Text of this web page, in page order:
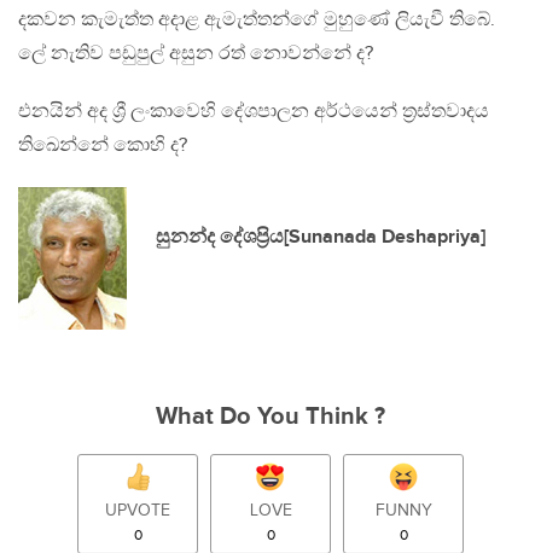
දකවන කැමැත්ත අදාළ ඇමැත්තන්ගේ මුහුණේ ලියැවී තිබේ.
ලේ නැතිව පඩුපුල් අසුන රත් නොවන්නේ ද?
එනයින් අද ශ්‍රී ලංකාවෙහි දේශපාලන අර්ථයෙන් ත්‍රස්තවාදය
තිඛෙන්නේ කොහි ද?
සුනන්ද දේශප්‍රිය[Sunanada Deshapriya]
What Do You Think ?
UPVOTE
0
LOVE
0
FUNNY
0